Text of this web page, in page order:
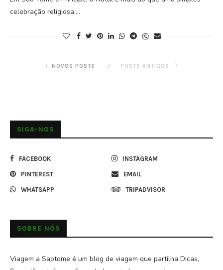
celebração religiosa;…
NOVOS POSTS POSTS ANTIGOS
SIGA-NOS
FACEBOOK INSTAGRAM
PINTEREST EMAIL
WHATSAPP TRIPADVISOR
SOBRE NÓS
Viagem a Saotome é um blog de viagem que partilha Dicas,